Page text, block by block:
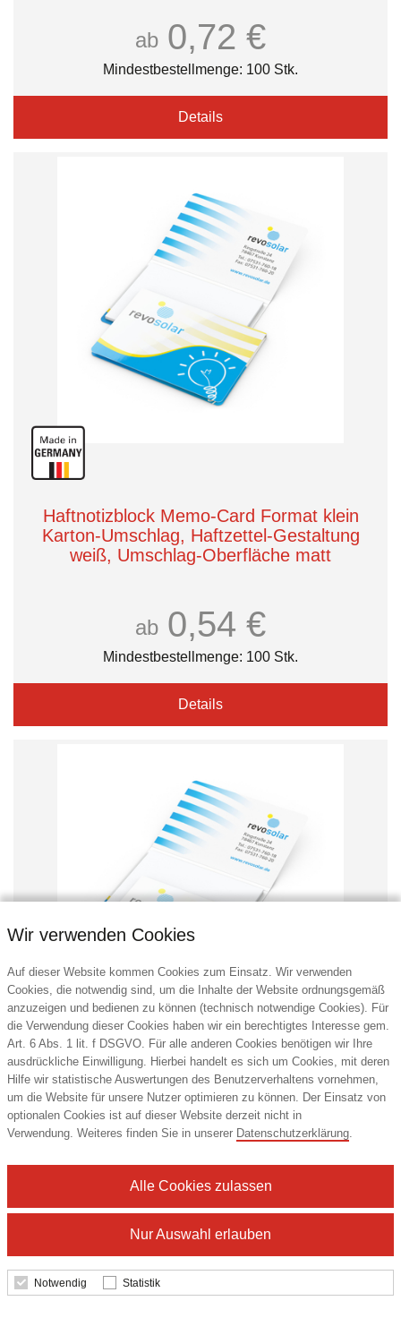
ab 0,72 €
Mindestbestellmenge: 100 Stk.
Details
Haftnotizblock Memo-Card Format klein
Karton-Umschlag, Haftzettel-Gestaltung
weiß, Umschlag-Oberfläche matt
ab 0,54 €
Mindestbestellmenge: 100 Stk.
Details
Haftnotizblock Memo-Card Format klein
Karton-Umschlag, Haftzettel-Gestaltung
weiß, Umschlag-Oberfläche glänzend
ab 0,54 €
Mindestbestellmenge: 100 Stk.
Details
Wir verwenden Cookies
Auf dieser Website kommen Cookies zum Einsatz. Wir verwenden
Cookies, die notwendig sind, um die Inhalte der Website ordnungsgemäß
anzuzeigen und bedienen zu können (technisch notwendige Cookies). Für
die Verwendung dieser Cookies haben wir ein berechtigtes Interesse gem.
Art. 6 Abs. 1 lit. f DSGVO. Für alle anderen Cookies benötigen wir Ihre
ausdrückliche Einwilligung. Hierbei handelt es sich um Cookies, mit deren
Hilfe wir statistische Auswertungen des Benutzerverhaltens vornehmen,
um die Website für unsere Nutzer optimieren zu können. Der Einsatz von
optionalen Cookies ist auf dieser Website derzeit nicht in
Verwendung. Weiteres finden Sie in unserer Datenschutzerklärung.
Nur Auswahl erlauben
Alle Cookies zulassen
Notwendig Statistik